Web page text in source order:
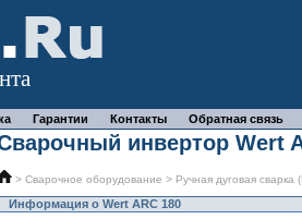
Гарантии Контакты Обратная связь
инвертор Wert
> Сварочное оборудование > Ручная дуговая сварка
Информация о Wert ARC 180